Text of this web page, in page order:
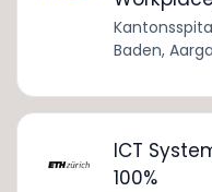
Baden,
ICT
100%